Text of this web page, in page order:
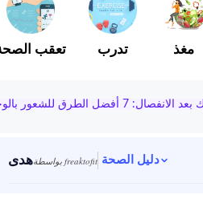
تعقب تدرب مغذ
الطرق للشعور بالوحدة
هدى بواسطة freaktofit دليل الصحة